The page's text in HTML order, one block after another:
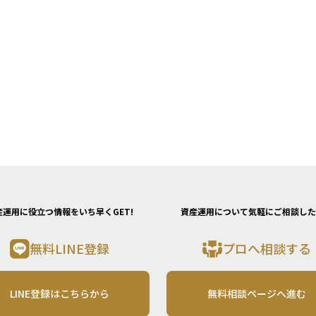
運用に役立つ情報をいち早くGET!
無料LINE登録
LINE登録はこちらから
資産運用について気軽にご相談し
プロへ相談する
無料相談ページへ進む